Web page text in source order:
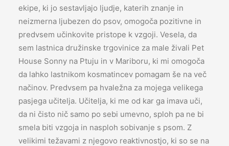
ekipe, ki jo sestavljajo ljudje, katerih znanje in
neizmerna ljubezen do psov, omogoča pozitivne in
predvsem učinkovite pristope k vzgoji. Vesela, da
sem lastnica družinske trgovinice za male živali Pet
House Sonny na Ptuju in v Mariboru, ki mi omogoča
da lahko lastnikom kosmatincev pomagam še na več
načinov. Predvsem pa hvaležna za mojega velikega
pasjega učitelja. Učitelja, ki me od kar ga imava uči,
da ni čisto nič samo po sebi umevno, sploh pa ne bi
smela biti vzgoja in nasploh sobivanje s psom. Z
velikimi težavami z njegovo reaktivnostjo, ki so se na